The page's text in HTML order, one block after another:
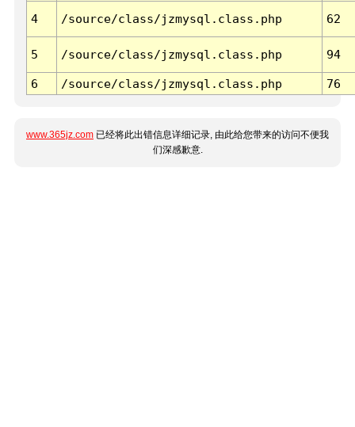
4 /source/class/jzmysql.class.php 62
5 /source/class/jzmysql.class.php 94
6 /source/class/jzmysql.class.php 76
www.365jz.com 已经将此出错信息详细记录, 由此给您带来的访问不便我
们深感歉意.